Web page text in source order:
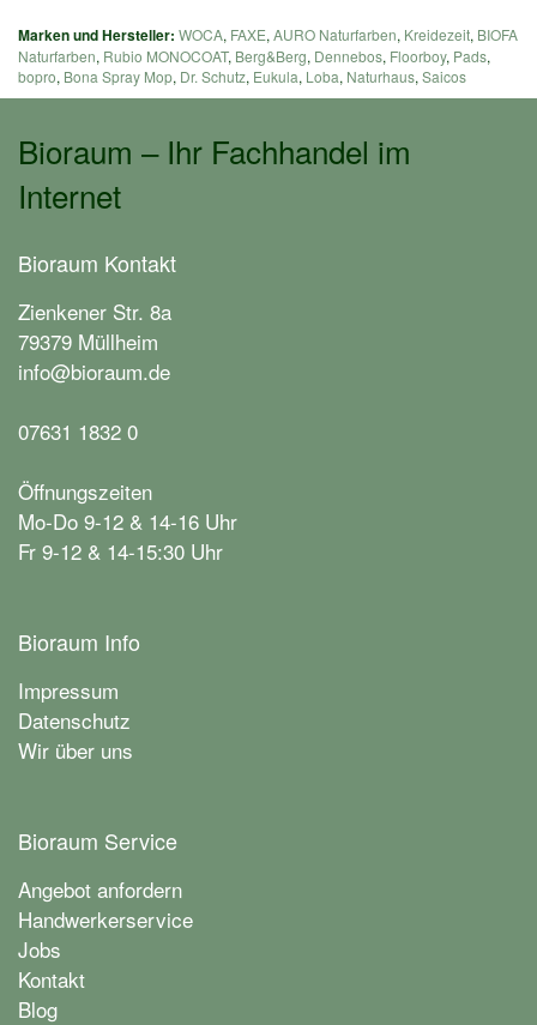
Marken und Hersteller: WOCA, FAXE, AURO Naturfarben, Kreidezeit, BIOFA
Naturfarben, Rubio MONOCOAT, Berg&Berg, Dennebos, Floorboy, Pads,
bopro, Bona Spray Mop, Dr. Schutz, Eukula, Loba, Naturhaus, Saicos
Bioraum – Ihr Fachhandel im
Internet
Bioraum Kontakt
Zienkener Str. 8a
79379 Müllheim
info@bioraum.de
07631 1832 0
Öffnungszeiten
Mo-Do 9-12 & 14-16 Uhr
Fr 9-12 & 14-15:30 Uhr
Bioraum Info
Impressum
Datenschutz
Wir über uns
Bioraum Service
Angebot anfordern
Handwerkerservice
Jobs
Kontakt
Blog